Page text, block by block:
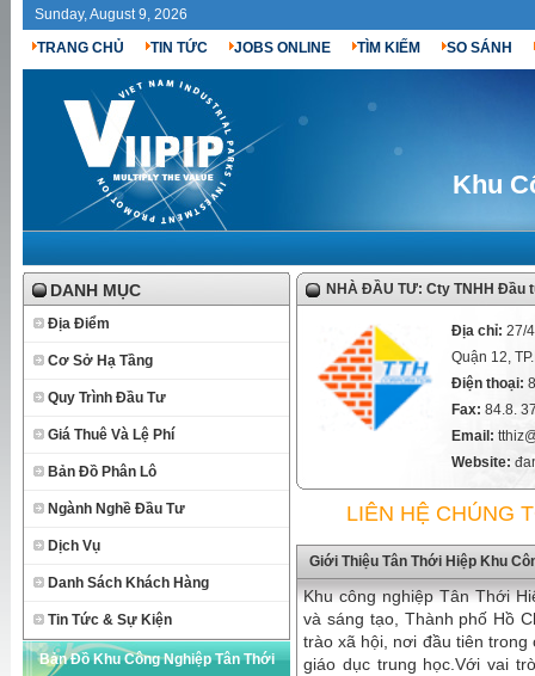
Sunday, August 9, 2026
TRANG CHỦ
TIN TỨC JOBS ONLINE TÌM KIẾM SO SÁNH
Khu
DANH MỤC
Địa Điểm
Cơ Sở Hạ Tầng
Quy Trình Đầu Tư
Giá Thuê Và Lệ Phí
Bản Đồ Phân Lô
Ngành Nghề Đầu Tư
Dịch Vụ
Danh Sách Khách Hàng
Tin Tức & Sự Kiện
Bản Đồ Khu Công Nghiệp Tân Thới
NHÀ ĐẦU TƯ: Cty TNHH Đầu
Địa chỉ: 27/
Quận 12,
Điện thoại:
Fax: 84.8.
Email:
Website:
LIÊN HỆ CHÚNG
Giới Thiệu Tân Thới Hiệp Khu
Khu công nghiệp Tân Thới
và sáng tạo, Thành phố Hồ
trào xã hội, nơi đầu tiên
giáo dục trung học.Với vai